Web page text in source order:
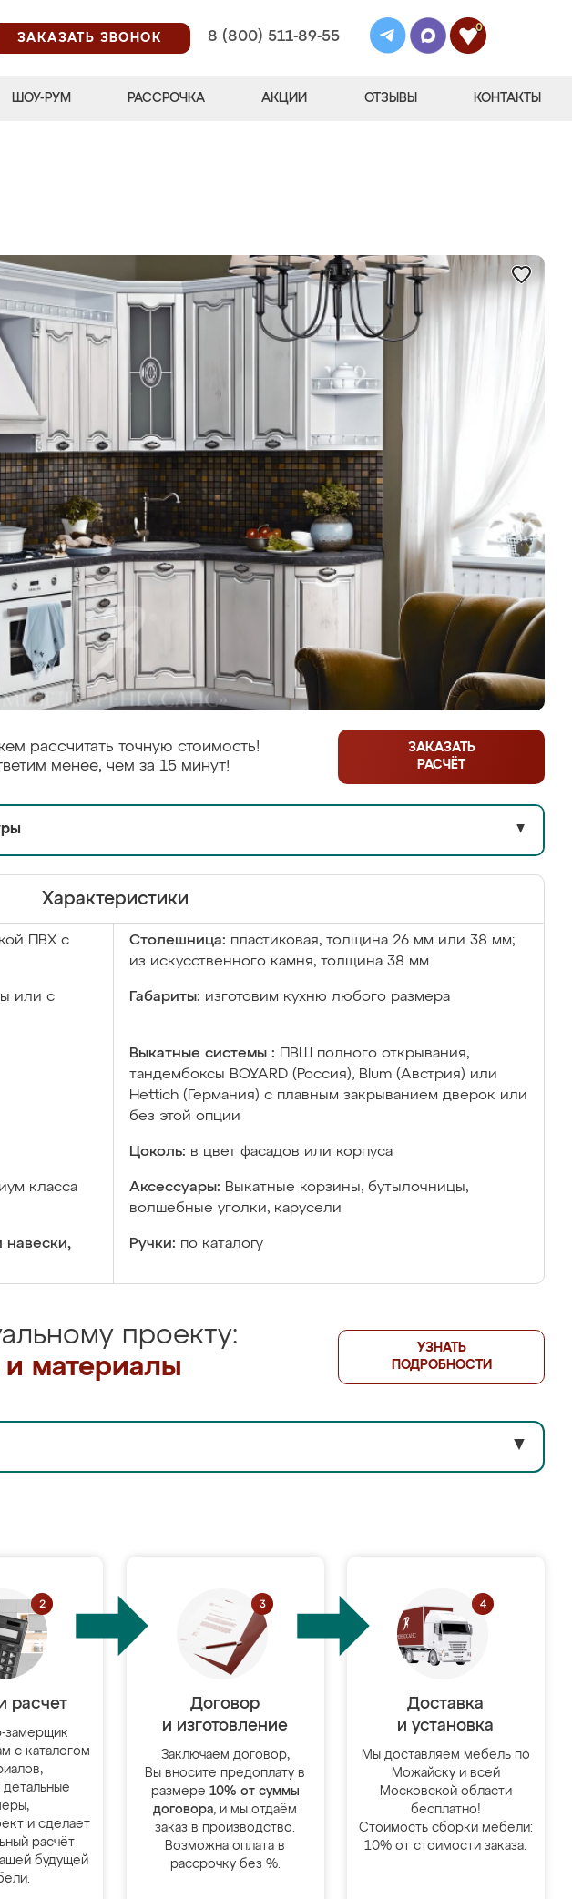
ЗАКАЗАТЬ ЗВОНОК
8 (800) 511-89-55
0
ШОУ-РУМ РАССРОЧКА АКЦИИ ОТЗЫВЫ КОНТАКТЫ
рассчитать точную стоимость!
менее, чем за 15 минут!
ЗАКАЗАТЬ
РАСЧЁТ
▼
Характеристики
ПВХ с
Столешница: пластиковая, толщина 26 мм или 38 мм;
из искусственного камня, толщина 38 мм
или с
Габариты: изготовим кухню любого размера
Выкатные системы :
ПВШ полного открывания,
тандембоксы BOYARD (Россия), Blum (Австрия) или
Hettich (Германия) с плавным закрыванием дверок или
без этой опции
Цоколь: в цвет фасадов или корпуса
класса
Аксессуары: Выкатные корзины, бутылочницы,
волшебные уголки, карусели
навески,
Ручки: по каталогу
проекту:
материалы
УЗНАТЬ
ПОДРОБНОСТИ
▼
расчет
замерщик
с каталогом
и сделает
расчёт
будущей
Договор
и изготовление
Заключаем договор,
Вы вносите предоплату в
размере 10% от суммы
договора, и мы отдаём
заказ в производство.
Возможна оплата в
рассрочку без %.
Доставка
и установка
Мы доставляем мебель по
Можайску и всей
Московской области
бесплатно!
Стоимость сборки мебели:
10% от стоимости заказа.